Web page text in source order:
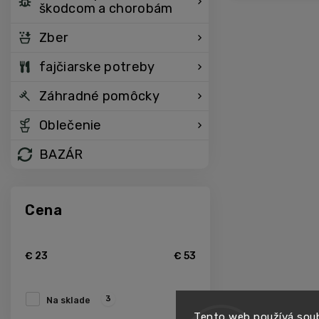
škodcom a chorobám
Zber
fajčiarske potreby
Záhradné pomôcky
Oblečenie
BAZÁR
Cena
€ 23 € 53
Na sklade 3